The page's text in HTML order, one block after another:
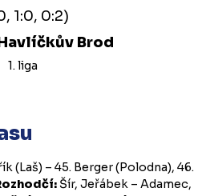
1:0, 0:2)
Brod
1. liga
(Laš) – 45. Berger (Polodna), 46.
Šír, Jeřábek – Adamec,